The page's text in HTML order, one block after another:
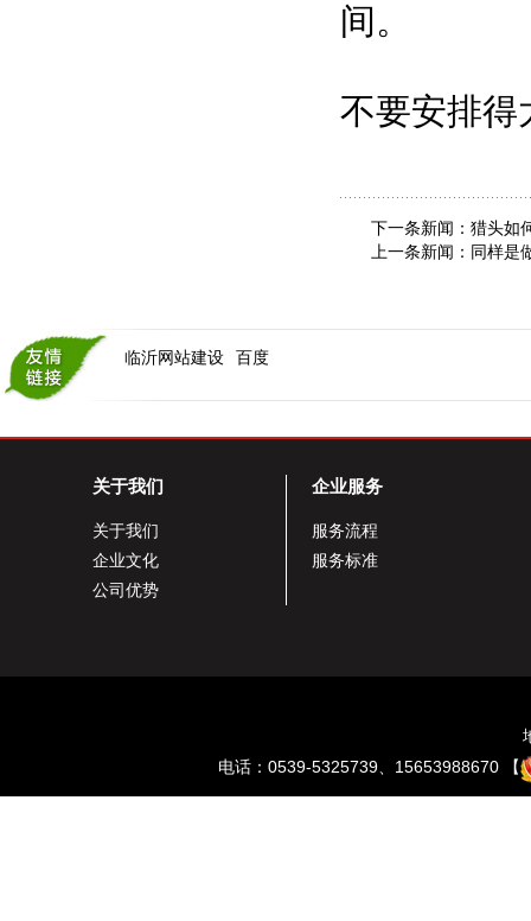
间。
不要安排得
下一条新闻： 猎头如
上一条新闻： 同样是
临沂网站建设 百度
关于我们
关于我们
企业文化
公司优势
企业服务
服务流程
服务标准
电话：0539-5325739、15653988670 【